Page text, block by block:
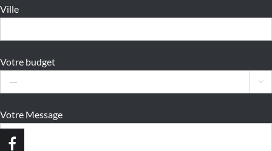
Ville
Votre budget

Votre Message